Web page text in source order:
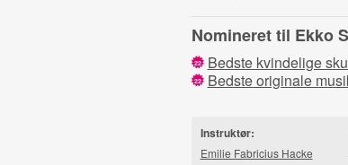
Nomineret til Ekko
22 Bedste kvindelige
22 Bedste originale
Instruktør:
Emilie Fabricius Hacke